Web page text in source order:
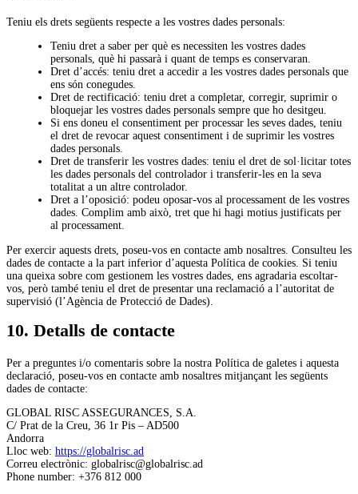
Teniu els drets següents respecte a les vostres dades personals:
Teniu dret a saber per què es necessiten les vostres dades
personals, què hi passarà i quant de temps es conservaran.
Dret d’accés: teniu dret a accedir a les vostres dades personals que
ens són conegudes.
Dret de rectificació: teniu dret a completar, corregir, suprimir o
bloquejar les vostres dades personals sempre que ho desitgeu.
Si ens doneu el consentiment per processar les seves dades, teniu
el dret de revocar aquest consentiment i de suprimir les vostres
dades personals.
Dret de transferir les vostres dades: teniu el dret de sol·licitar totes
les dades personals del controlador i transferir-les en la seva
totalitat a un altre controlador.
Dret a l’oposició: podeu oposar-vos al processament de les vostres
dades. Complim amb això, tret que hi hagi motius justificats per
al processament.
Per exercir aquests drets, poseu-vos en contacte amb nosaltres. Consulteu les
dades de contacte a la part inferior d’aquesta Política de cookies. Si teniu
una queixa sobre com gestionem les vostres dades, ens agradaria escoltar-
vos, però també teniu el dret de presentar una reclamació a l’autoritat de
supervisió (l’Agència de Protecció de Dades).
10. Detalls de contacte
Per a preguntes i/o comentaris sobre la nostra Política de galetes i aquesta
declaració, poseu-vos en contacte amb nosaltres mitjançant les següents
dades de contacte:
GLOBAL RISC ASSEGURANCES, S.A.
C/ Prat de la Creu, 36 1r Pis – AD500
Andorra
Lloc web: https://globalrisc.ad
Correu electrònic: globalrisc@globalrisc.ad
Phone number: +376 812 000